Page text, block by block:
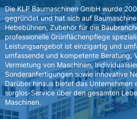
Die KLP Baumaschinen GmbH wurde
gegründet und hat sich auf
Hebebühnen, Zubehör für die
professionelle Grünflächenpflege
Leistungsangebot ist einzigartig und
umfassende und kompetente Beratung,
Vermietung von Maschinen,
Sonderanfertigungen sowie innovative
Darüber hinaus bietet das Unternehmen
sorglos-Service über den gesamten
Maschinen.